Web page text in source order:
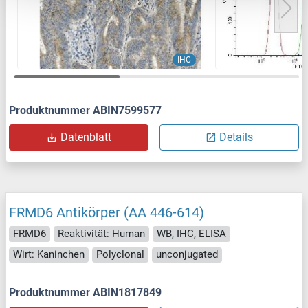
IHC
Produktnummer ABIN7599577
Datenblatt Details
FRMD6 Antikörper (AA 446-614)
FRMD6 Reaktivität: Human
WB, IHC, ELISA
Wirt: Kaninchen
Polyclonal unconjugated
Produktnummer ABIN1817849